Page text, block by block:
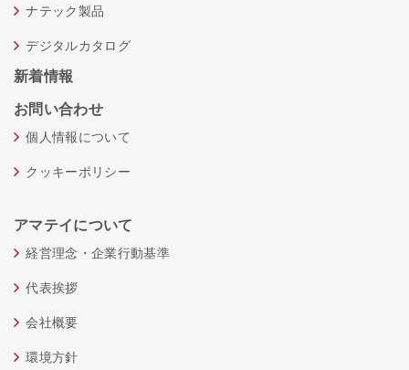
ナテック製品
デジタルカタログ
新着情報
お問い合わせ
個人情報について
クッキーポリシー
アマテイについて
経営理念・企業行動基準
代表挨拶
会社概要
環境方針